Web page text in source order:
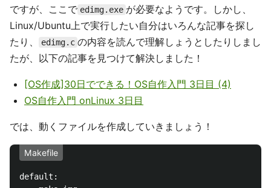
ですが、ここで edimg.exe が必要なようです。しかし、
Linux/Ubuntu上で実行したい自分はいろんな記事を探し
たり、
edimg.c の内容を読んで理解しょうとしたりしまし
たが、以下の記事を見つけて解決しました！
[OS作成]30日でできる！OS自作入門 3日目 (4)
OS自作入門 onLinux 3日目
では、動くファイルを作成していきましょう！
Makefile
default: